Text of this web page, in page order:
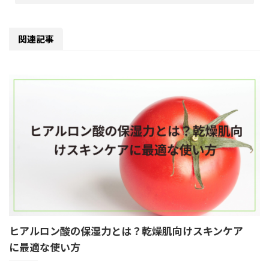
関連記事
ヒアルロン酸の保湿力とは？乾燥肌向けスキンケア
に最適な使い方